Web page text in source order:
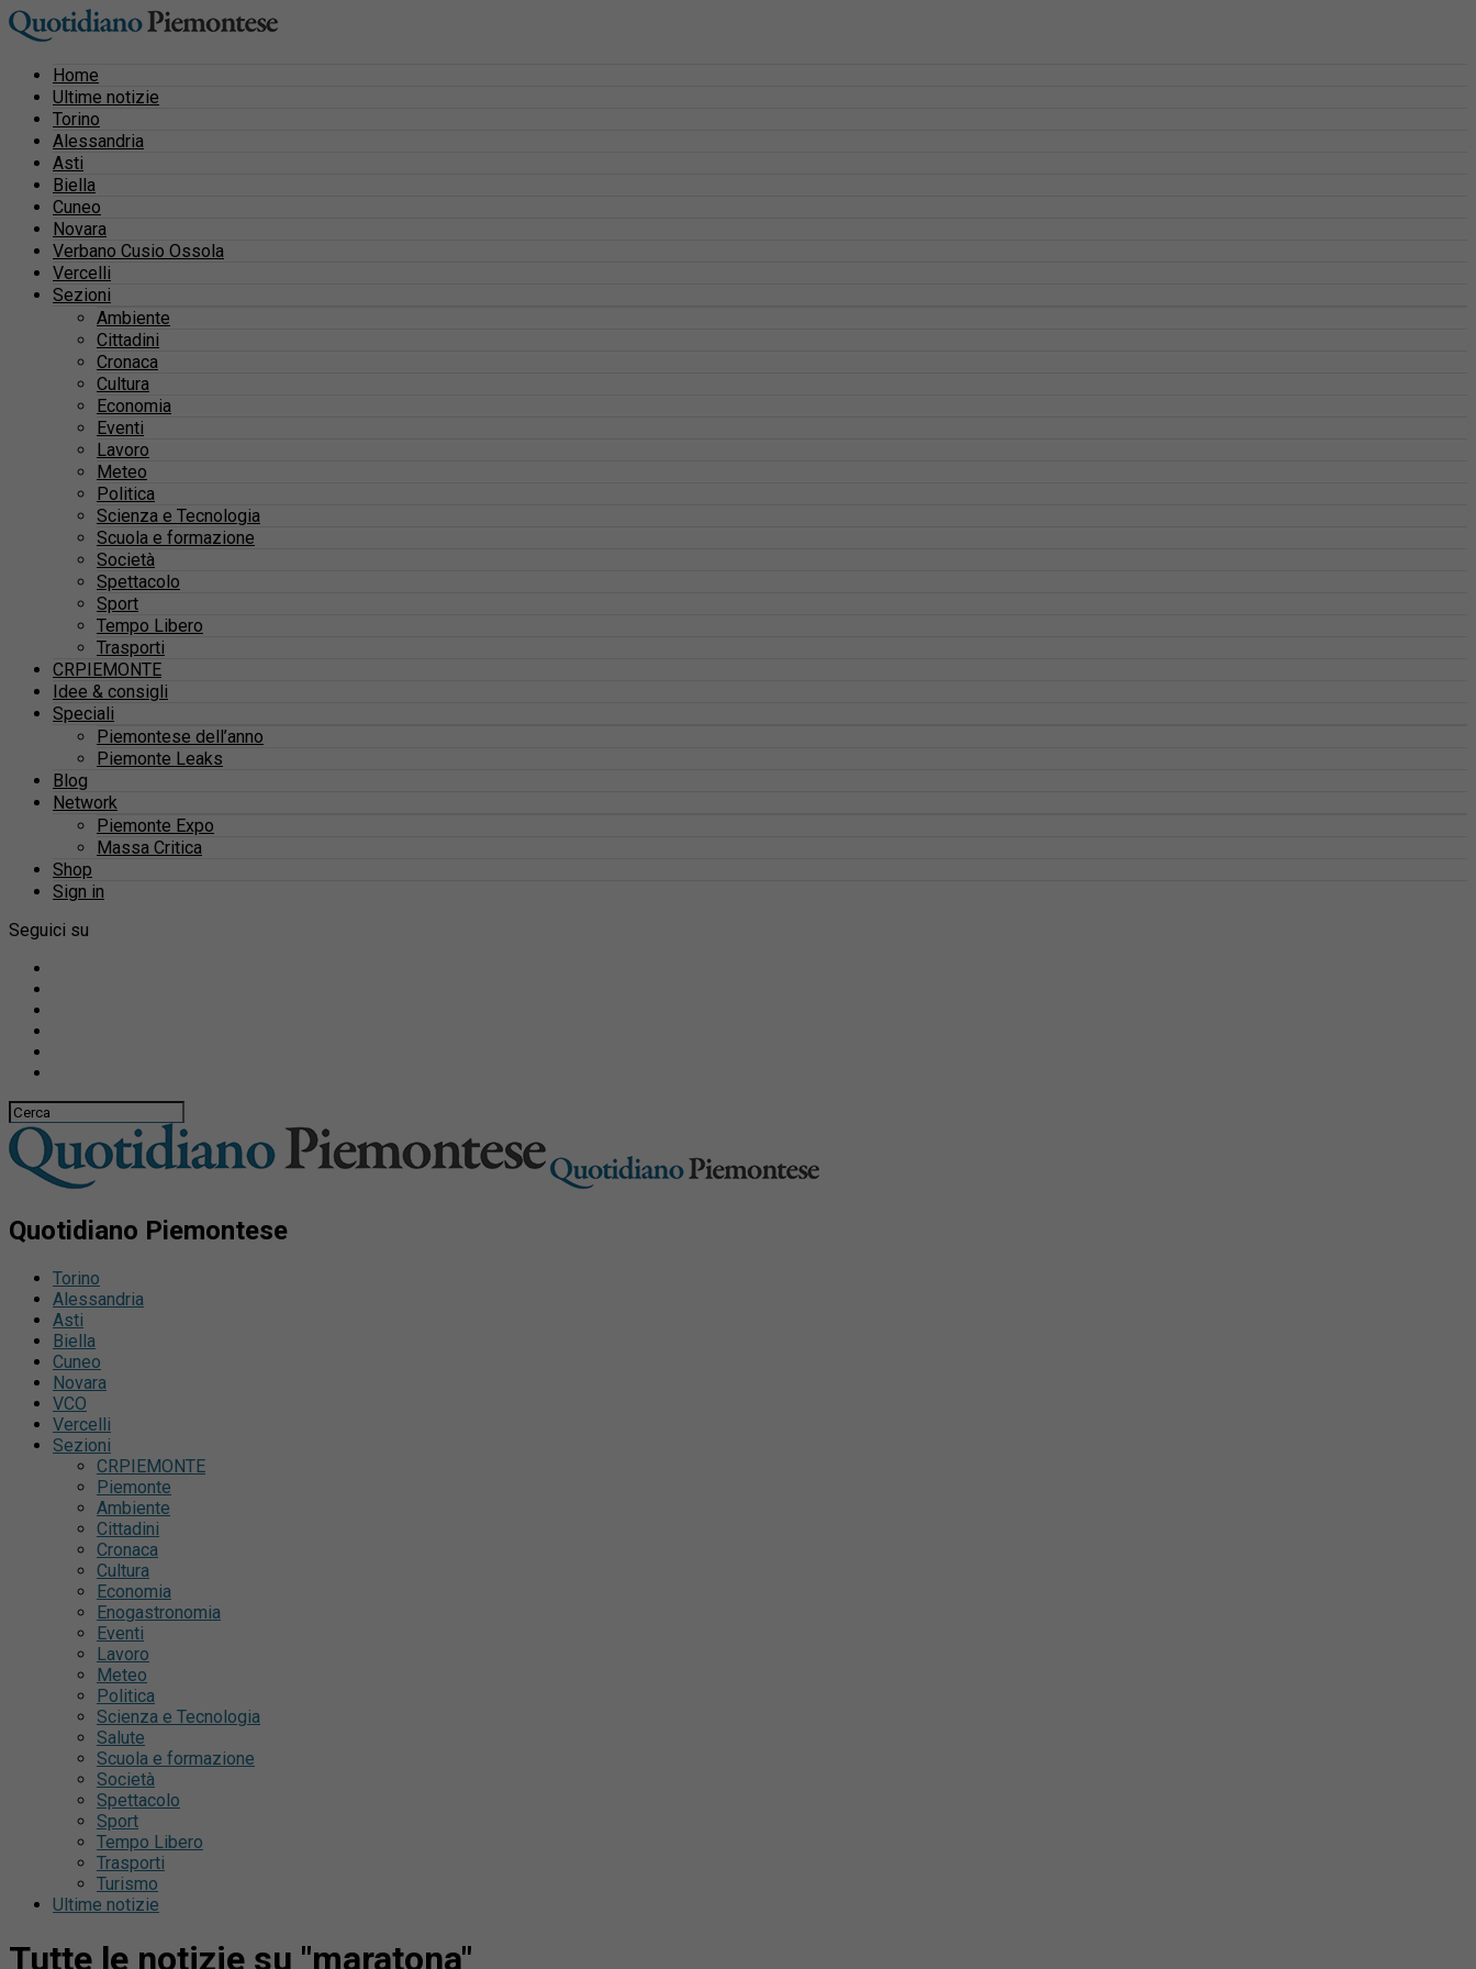
Home
Ultime notizie
Torino
Alessandria
Asti
Biella
Cuneo
Novara
Verbano Cusio Ossola
Vercelli
Sezioni
Ambiente
Cittadini
Cronaca
Cultura
Economia
Eventi
Lavoro
Meteo
Politica
Scienza e Tecnologia
Scuola e formazione
Società
Spettacolo
Sport
Tempo Libero
Trasporti
CRPIEMONTE
Idee & consigli
Speciali
Piemontese dell’anno
Piemonte Leaks
Blog
Network
Piemonte Expo
Massa Critica
Shop
Sign in
Seguici su
Quotidiano Piemontese
Torino
Alessandria
Asti
Biella
Cuneo
Novara
VCO
Vercelli
Sezioni
CRPIEMONTE
Piemonte
Ambiente
Cittadini
Cronaca
Cultura
Economia
Enogastronomia
Eventi
Lavoro
Meteo
Politica
Scienza e Tecnologia
Salute
Scuola e formazione
Società
Spettacolo
Sport
Tempo Libero
Trasporti
Turismo
Ultime notizie
Tutte le notizie su "maratona"